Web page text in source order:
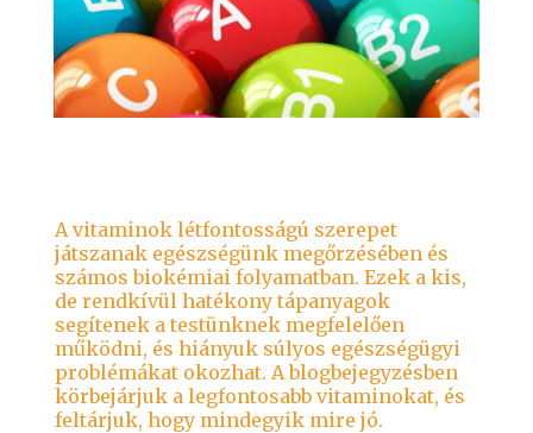
A vitaminok létfontosságú szerepet
játszanak egészségünk megőrzésében és
számos biokémiai folyamatban. Ezek a kis,
de rendkívül hatékony tápanyagok
segítenek a testünknek megfelelően
működni, és hiányuk súlyos egészségügyi
problémákat okozhat. A blogbejegyzésben
körbejárjuk a legfontosabb vitaminokat, és
feltárjuk, hogy mindegyik mire jó.